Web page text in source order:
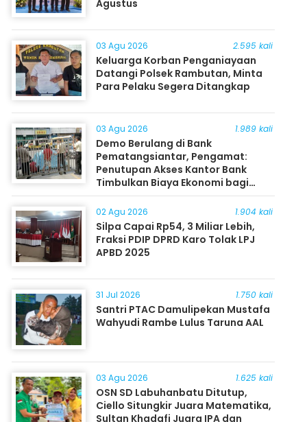
Agustus
03 Agu 2026 2.595 kali
Keluarga Korban Penganiayaan
Datangi Polsek Rambutan, Minta
Para Pelaku Segera Ditangkap
03 Agu 2026 1.989 kali
Demo Berulang di Bank
Pematangsiantar, Pengamat:
Penutupan Akses Kantor Bank
Timbulkan Biaya Ekonomi bagi
Masyarakat
02 Agu 2026 1.904 kali
Silpa Capai Rp54, 3 Miliar Lebih,
Fraksi PDIP DPRD Karo Tolak LPJ
APBD 2025
31 Jul 2026 1.750 kali
Santri PTAC Damulipekan Mustafa
Wahyudi Rambe Lulus Taruna AAL
03 Agu 2026 1.625 kali
OSN SD Labuhanbatu Ditutup,
Ciello Situngkir Juara Matematika,
Sultan Khadafi Juara IPA dan